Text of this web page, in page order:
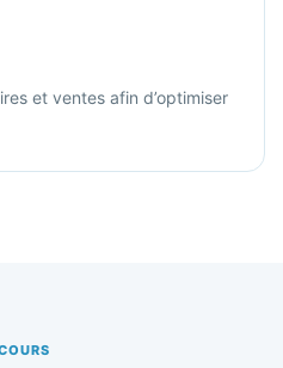
et ventes afin d’optimiser